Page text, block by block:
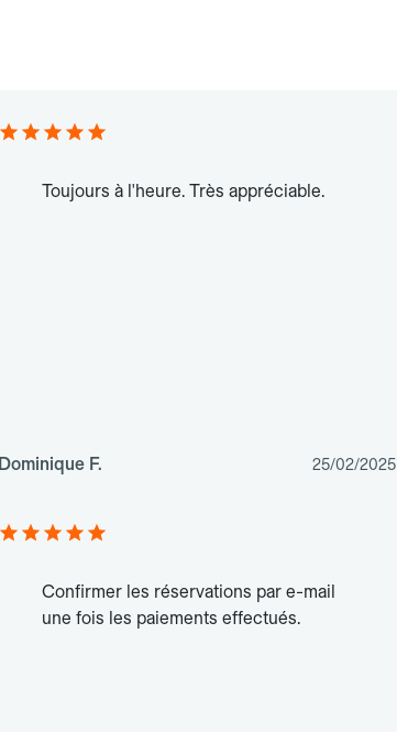
Toujours à l'heure. Très appréciable.
Dominique F. 25/02/2025
Confirmer les réservations par e-mail
une fois les paiements effectués.